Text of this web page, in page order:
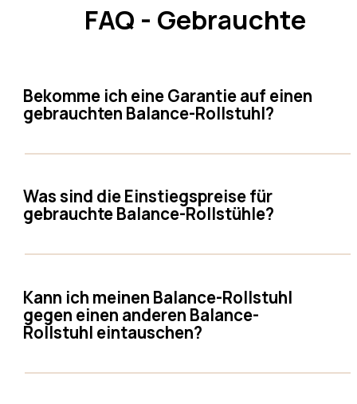
FAQ - Gebrauchte
Bekomme ich eine Garantie auf einen
gebrauchten Balance-Rollstuhl?
Was sind die Einstiegspreise für
gebrauchte Balance-Rollstühle?
Kann ich meinen Balance-Rollstuhl
gegen einen anderen Balance-
Rollstuhl eintauschen?